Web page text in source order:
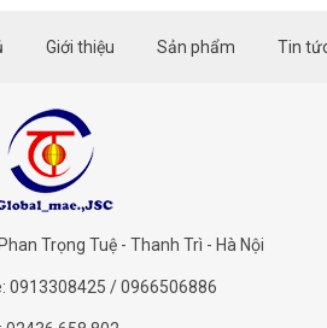
Giới thiệu Sản phẩm Tin
Trọng Tuệ - Thanh Trì - Hà Nội
0913308425 / 0966506886